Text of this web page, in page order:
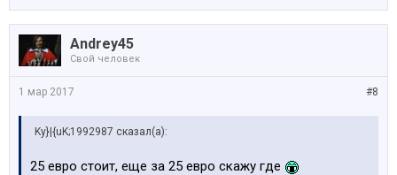
Andrey45
Свой человек
#8
1 мар 2017
Ky}|{uK;1992987 сказал(а):
25 евро стоит, еще за 25 евро скажу где